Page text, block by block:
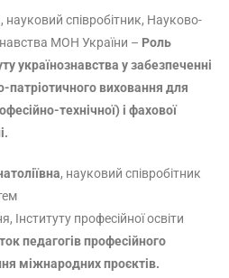
, науковий співробітник, Науково-
МОН України – Роль
українознавства у забезпеченні
виховання для
технічної) і фахової
, науковий співробітник
Інституту професійної освіти
педагогів професійного
міжнародних проєктів.